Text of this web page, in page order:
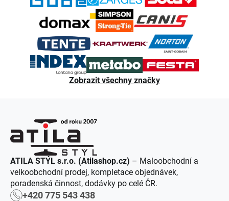
Zobrazit všechny značky
ATILA STÝL s.r.o. (Atilashop.cz) – Maloobchodní a
velkoobchodní prodej, kompletace objednávek,
poradenská činnost, dodávky po celé ČR.
+420 775 543 438